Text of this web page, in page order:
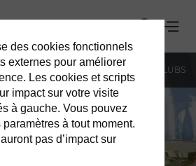
RESTAURANTS BARS & CLUBS
des cookies fonctionnels
externes pour améliorer
Les cookies et scripts
impact sur votre visite
à gauche. Vous pouvez
à tout moment.
pas d’impact sur